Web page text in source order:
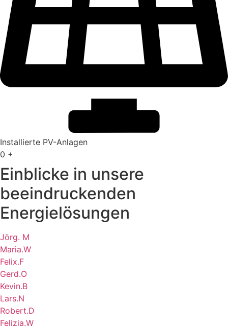
Installierte PV-Anlagen
0 +
Einblicke in unsere
beeindruckenden
Energielösungen
Jörg. M
Maria.W
Felix.F
Gerd.O
Kevin.B
Lars.N
Robert.D
Felizia.W